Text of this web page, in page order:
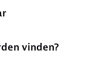
vinden?